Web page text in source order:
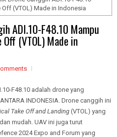
(VTOL) Made in Indonesia
ADI.10-F48.10 Mampu
(VTOL) Made in
F48.10 adalah drone yang
INDONESIA. Drone canggih ini
Take Off and Landing (VTOL) yang
mudah. UAV ini juga turut
2024 Expo and Forum yang